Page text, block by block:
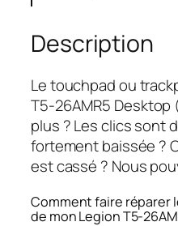
Description
Le touchpad ou
T5-26AMR5
plus ? Les clics sont
fortement baissée ?
est cassé ? Nous
Comment faire réparer
de mon Legion T5-